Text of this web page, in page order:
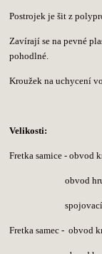
Postrojek je šit z
Zavírají se na pevné
pohodlné.
Kroužek na uchycení
Velikosti:
Fretka samice - obvod
obvod
spojovací
Fretka samec -obvod